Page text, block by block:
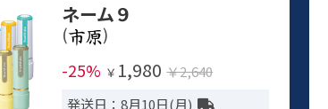
ネーム９
(
)
-25% ￥ 1,980 ￥2,640
発送日：8月10日(月)